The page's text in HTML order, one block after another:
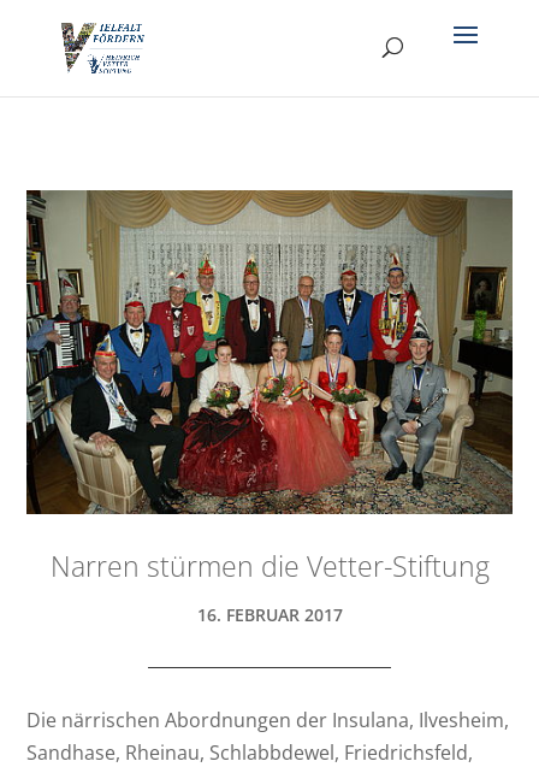
Narren stürmen die Vetter-Stiftung
16. FEBRUAR 2017
Die närrischen Abordnungen der Insulana, Ilvesheim,
Sandhase, Rheinau, Schlabbdewel, Friedrichsfeld,